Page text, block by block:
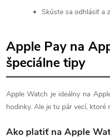
Skúste sa odhlásiť a
Apple Pay na
špeciálne tipy
Apple Watch je ideálny na
hodinky. Ale je tu pár vecí, ktoré
Ako platiť na Apple